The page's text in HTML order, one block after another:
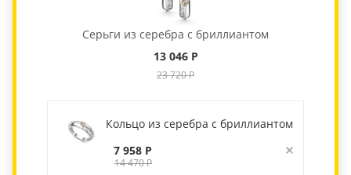
Серьги из серебра с бриллиантом
13 046 Р
23 720 Р
Кольцо из серебра с бриллиантом
7 958 Р
14 470 Р